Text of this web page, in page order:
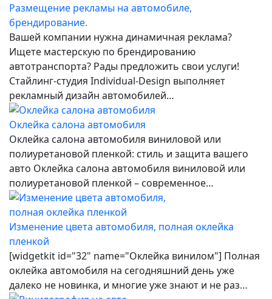
Размещение рекламы на автомобиле,
брендирование.
Вашей компании нужна динамичная реклама?
Ищете мастерскую по брендированию
автотранспорта? Рады предложить свои услуги!
Стайлинг-студия Individual-Design выполняет
рекламный дизайн автомобилей…
Оклейка салона автомобиля
Оклейка салона автомобиля виниловой или
полиуретановой пленкой: стиль и защита вашего
авто Оклейка салона автомобиля виниловой или
полиуретановой пленкой – современное…
Изменение цвета автомобиля, полная оклейка
пленкой
[widgetkit id="32" name="Оклейка винилом"] Полная
оклейка автомобиля на сегодняшний день уже
далеко не новинка, и многие уже знают и не раз…